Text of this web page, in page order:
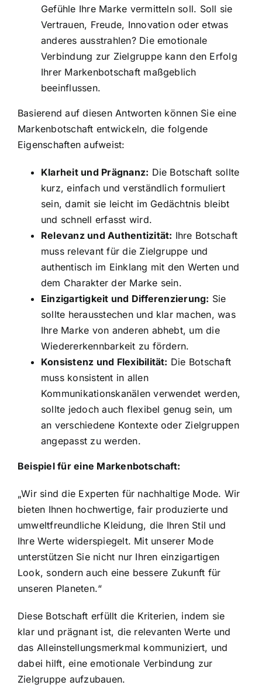
Gefühle Ihre Marke vermitteln soll. Soll sie
Vertrauen, Freude, Innovation oder etwas
anderes ausstrahlen? Die emotionale
Verbindung zur Zielgruppe kann den Erfolg
Ihrer Markenbotschaft maßgeblich
beeinflussen.
Basierend auf diesen Antworten können Sie eine
Markenbotschaft entwickeln, die folgende
Eigenschaften aufweist:
Klarheit und Prägnanz: Die Botschaft sollte
kurz, einfach und verständlich formuliert
sein, damit sie leicht im Gedächtnis bleibt
und schnell erfasst wird.
Relevanz und Authentizität: Ihre Botschaft
muss relevant für die Zielgruppe und
authentisch im Einklang mit den Werten und
dem Charakter der Marke sein.
Einzigartigkeit und Differenzierung: Sie
sollte herausstechen und klar machen, was
Ihre Marke von anderen abhebt, um die
Wiedererkennbarkeit zu fördern.
Konsistenz und Flexibilität: Die Botschaft
muss konsistent in allen
Kommunikationskanälen verwendet werden,
sollte jedoch auch flexibel genug sein, um
an verschiedene Kontexte oder Zielgruppen
angepasst zu werden.
Beispiel für eine Markenbotschaft:
„Wir sind die Experten für nachhaltige Mode. Wir
bieten Ihnen hochwertige, fair produzierte und
umweltfreundliche Kleidung, die Ihren Stil und
Ihre Werte widerspiegelt. Mit unserer Mode
unterstützen Sie nicht nur Ihren einzigartigen
Look, sondern auch eine bessere Zukunft für
unseren Planeten.“
Diese Botschaft erfüllt die Kriterien, indem sie
klar und prägnant ist, die relevanten Werte und
das Alleinstellungsmerkmal kommuniziert, und
dabei hilft, eine emotionale Verbindung zur
Zielgruppe aufzubauen.